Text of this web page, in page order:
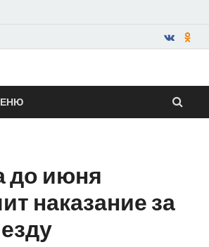
ForPost —
Авто
до июня
наказание за